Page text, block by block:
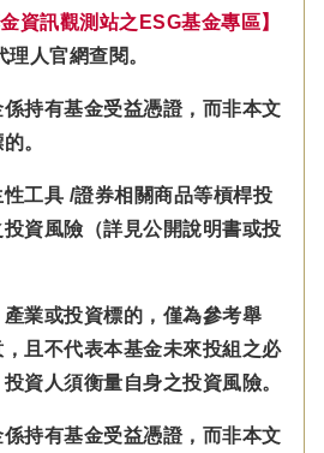
資訊觀測站之ESG基金專區】
人官網查閱。
持有基金受益憑證，而非本文
。
工具 /證券相關商品等槓桿投
資風險（詳見公開說明書或投
業或投資標的，僅為參考舉
且不代表本基金未來投組之必
資人須衡量自身之投資風險。
持有基金受益憑證，而非本文